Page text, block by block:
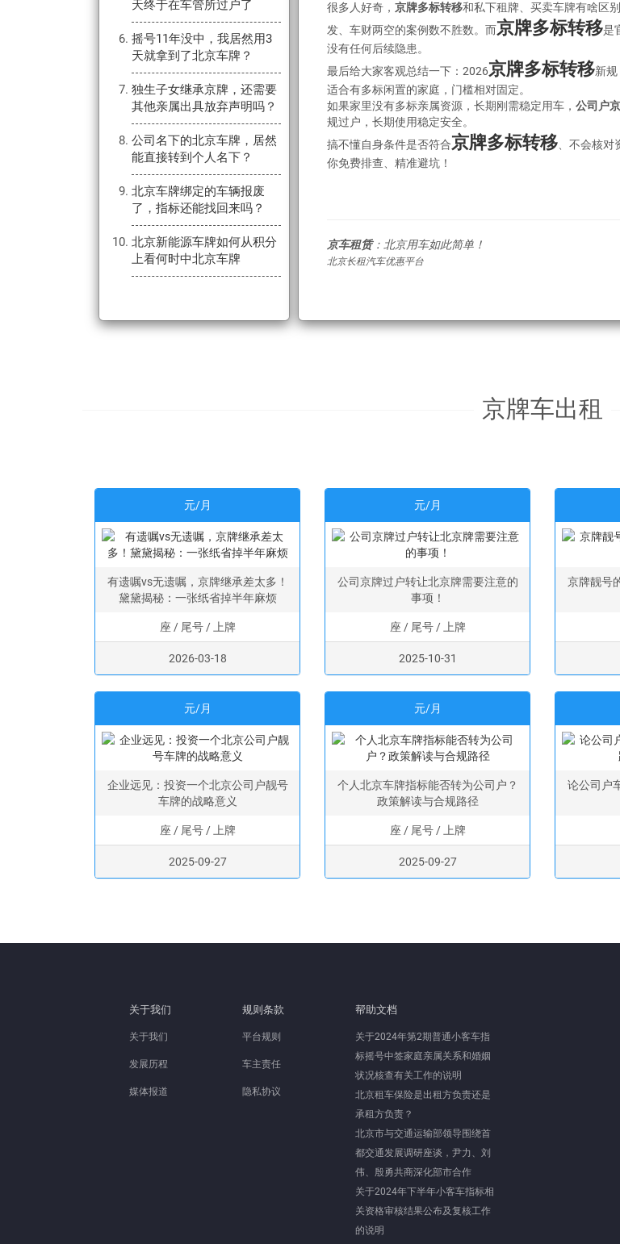
天终于在车管所过户了
摇号11年没中，我居然用3
天就拿到了北京车牌？
独生子女继承京牌，还需要
其他亲属出具放弃声明吗？
公司名下的北京车牌，居然
能直接转到个人名下？
北京车牌绑定的车辆报废
了，指标还能找回来吗？
北京新能源车牌如何从积分
上看何时中北京车牌
很多人好奇，京牌多标转移和私下租牌、买卖车牌有啥区
发、车财两空的案例数不胜数。而京牌多标转移是
没有任何后续隐患。
最后给大家客观总结一下：2026京牌多标转移新
适合有多标闲置的家庭，门槛相对固定。
如果家里没有多标亲属资源，长期刚需稳定用车，公司户
规过户，长期使用稳定安全。
搞不懂自身条件是否符合京牌多标转移 、不会核
你免费排查、精准避坑！
京车租赁：北京用车如此简单！
北京长租汽车优惠平台
京牌车出租
元/月
有遗嘱vs无遗嘱，京牌继承差太多！
黛黛揭秘：一张纸省掉半年麻烦
座 / 尾号 / 上牌
2026-03-18
元/月
公司京牌过户转让北京牌需要注意的
事项！
座 / 尾号 / 上牌
2025-10-31
京牌靓号
元/月
企业远见：投资一个北京公司户靓号
车牌的战略意义
座 / 尾号 / 上牌
2025-09-27
元/月
个人北京车牌指标能否转为公司户？
政策解读与合规路径
座 / 尾号 / 上牌
2025-09-27
论公司户
关于我们
关于我们
发展历程
媒体报道
规则条款
平台规则
车主责任
隐私协议
帮助文档
关于2024年第2期普通小客车指
标摇号中签家庭亲属关系和婚姻
状况核查有关工作的说明
北京租车保险是出租方负责还是
承租方负责？
北京市与交通运输部领导围绕首
都交通发展调研座谈，尹力、刘
伟、殷勇共商深化部市合作
关于2024年下半年小客车指标相
关资格审核结果公布及复核工作
的说明